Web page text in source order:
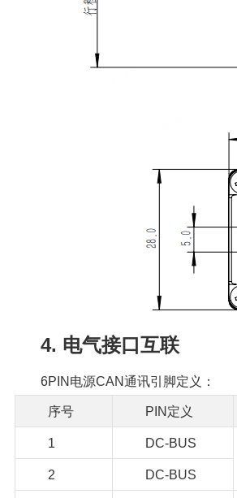
4. 电气接口互联
6PIN电源CAN通讯引脚定义：
序号 PIN定义
1
DC-BUS
2 DC-BUS